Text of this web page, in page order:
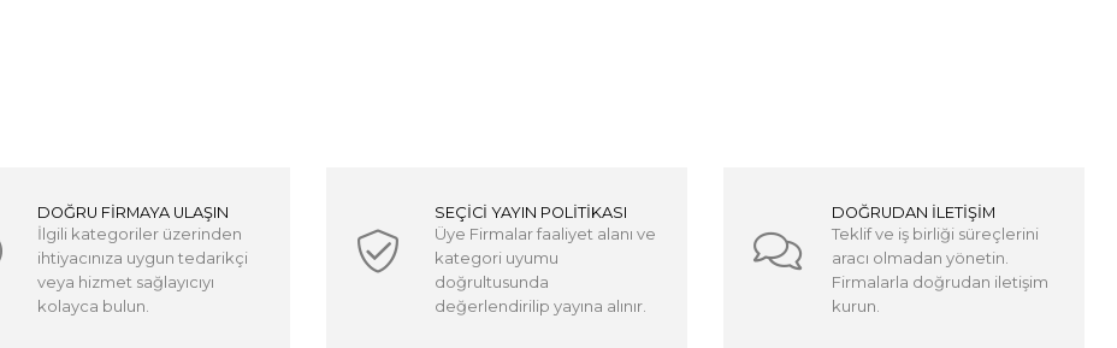
DOĞRU FİRMAYA ULAŞIN
İlgili kategoriler üzerinden
ihtiyacınıza uygun tedarikçi
veya hizmet sağlayıcıyı
kolayca bulun.
SEÇİCİ YAYIN POLİTİKASI
Üye Firmalar faaliyet alanı ve
kategori uyumu
doğrultusunda
değerlendirilip yayına alınır.
DOĞRUDAN İLETİŞİM
Teklif ve iş birliği süreçlerini
aracı olmadan yönetin.
Firmalarla doğrudan iletişim
kurun.